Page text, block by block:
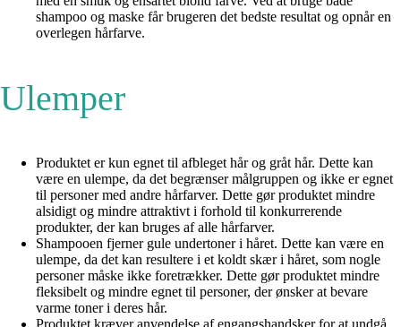
shampoo og maske får brugeren det bedste resultat og opnår en
overlegen hårfarve.
Ulemper
Produktet er kun egnet til afbleget hår og gråt hår. Dette kan
være en ulempe, da det begrænser målgruppen og ikke er egnet
til personer med andre hårfarver. Dette gør produktet mindre
alsidigt og mindre attraktivt i forhold til konkurrerende
produkter, der kan bruges af alle hårfarver.
Shampooen fjerner gule undertoner i håret. Dette kan være en
ulempe, da det kan resultere i et koldt skær i håret, som nogle
personer måske ikke foretrækker. Dette gør produktet mindre
fleksibelt og mindre egnet til personer, der ønsker at bevare
varme toner i deres hår.